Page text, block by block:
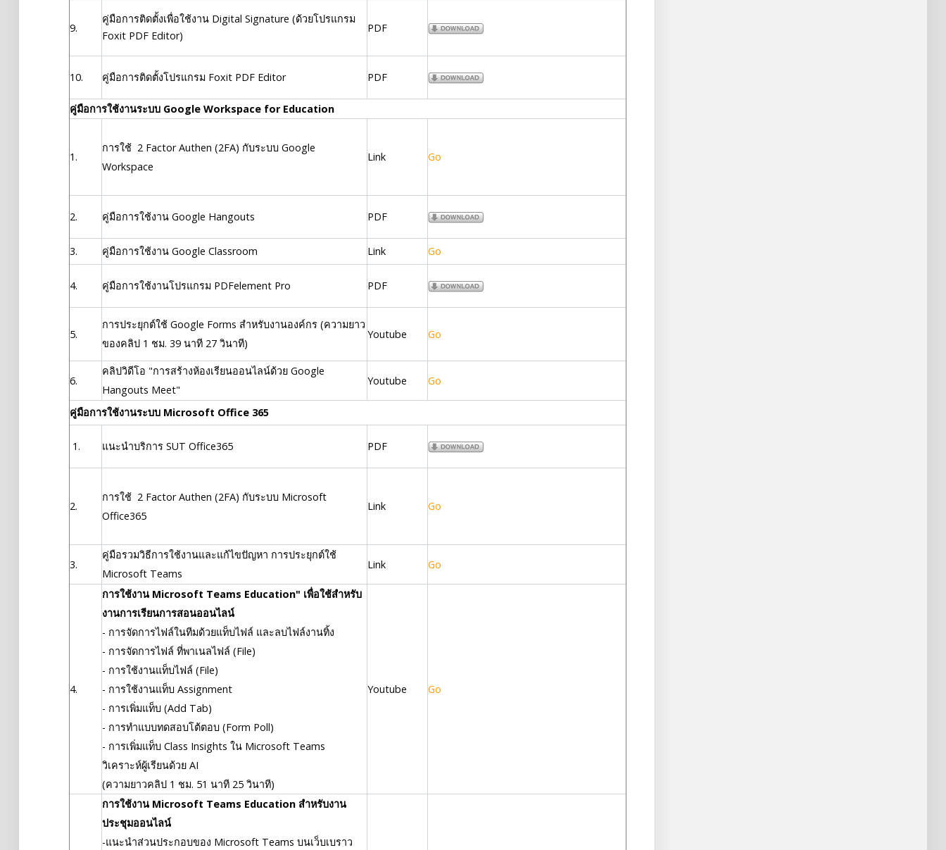
9.
คู่มือการติดตั้งเพื่อใช้งาน Digital Signature (ด้วยโปรแกรม
Foxit PDF Editor)
PDF
10. คู่มือการติดตั้งโปรแกรม Foxit PDF Editor PDF
คู่มือการใช้งานระบบ Google Workspace for Education
1.
การใช้ 2 Factor Authen (2FA) กับระบบ Google
Workspace
Link Go
2. คู่มือการใช้งาน Google Hangouts PDF
3. คู่มือการใช้งาน Google Classroom Link Go
4. คู่มือการใช้งานโปรแกรม PDFelement Pro PDF
5.
การประยุกต์ใช้ Google Forms สำหรับงานองค์กร (ความยาว
ของคลิป 1 ชม. 39 นาที 27 วินาที)
Youtube Go
6.
คลิปวิดีโอ "การสร้างห้องเรียนออนไลน์ด้วย Google
Hangouts Meet"
Youtube Go
คู่มือการใช้งานระบบ Microsoft Office 365
1. แนะนำบริการ SUT Office365 PDF
2.
การใช้ 2 Factor Authen (2FA) กับระบบ Microsoft
Office365
Link Go
3.
คู่มือรวมวิธีการใช้งานและแก้ไขปัญหา การประยุกต์ใช้
Microsoft Teams
Link Go
4.
การใช้งาน Microsoft Teams Education" เพื่อใช้สำหรับ
งานการเรียนการสอนออนไลน์
- การจัดการไฟล์ในทีมด้วยแท็บไฟล์ และลบไฟล์งานทิ้ง
- การจัดการไฟล์ ที่พาเนลไฟล์ (File)
- การใช้งานแท็บไฟล์ (File)
- การใช้งานแท็บ Assignment
- การเพิ่มแท็บ (Add Tab)
- การทำแบบทดสอบโต้ตอบ (Form Poll)
- การเพิ่มแท็บ Class Insights ใน Microsoft Teams
วิเคราะห์ผู้เรียนด้วย AI
(ความยาวคลิป 1 ชม. 51 นาที 25 วินาที)
Youtube Go
การใช้งาน Microsoft Teams Education สำหรับงาน
ประชุมออนไลน์
-แนะนำส่วนประกอบของ Microsoft Teams บนเว็บเบราว